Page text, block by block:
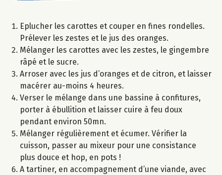
Eplucher les carottes et couper en fines rondelles.
Prélever les zestes et le jus des oranges.
Mélanger les carottes avec les zestes, le gingembre
râpé et le sucre.
Arroser avec les jus d’oranges et de citron, et laisser
macérer au-moins 4 heures.
Verser le mélange dans une bassine à confitures,
porter à ébullition et laisser cuire à feu doux
pendant environ 50mn.
Mélanger régulièrement et écumer. Vérifier la
cuisson, passer au mixeur pour une consistance
plus douce et hop, en pots !
A tartiner, en accompagnement d’une viande, avec